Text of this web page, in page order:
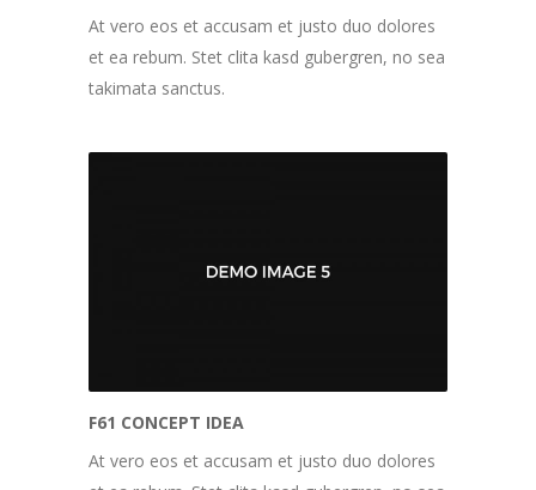
At vero eos et accusam et justo duo dolores
et ea rebum. Stet clita kasd gubergren, no sea
takimata sanctus.
F61 CONCEPT IDEA
At vero eos et accusam et justo duo dolores